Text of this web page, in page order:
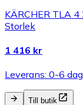
KÄRCHER TLA
Storlek
1 416 kr
Leverans: 0-6
Till butik